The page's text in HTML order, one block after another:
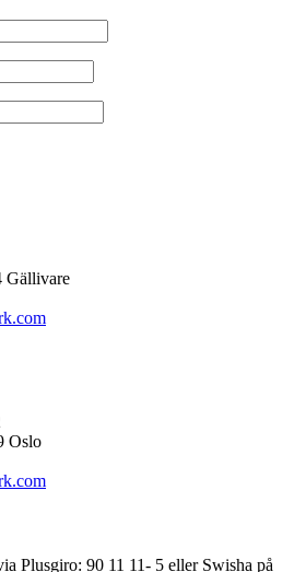
Gällivare
Oslo
Plusgiro: 90 11 11- 5 eller Swisha på